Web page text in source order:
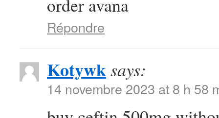
order avana
Répondre
Kotywksays:
14 novembre 2023 at 8 h 58